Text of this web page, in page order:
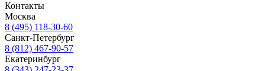
Контакты
Москва
8 (495) 118-30-60
Санкт-Петербург
8 (812) 467-90-57
Екатеринбург